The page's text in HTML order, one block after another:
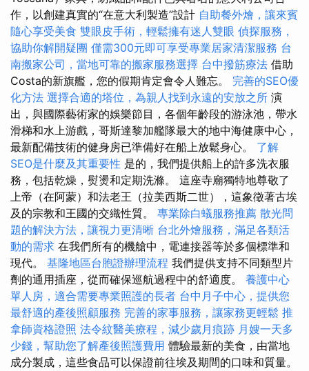
作，以創建真實的“在意大利製造”設計 自助餐外燴，讓來賓
隨心享受美食 雙眼皮手術，輕鬆擁有迷人雙眼 偵探服務，
協助你解開疑團 僅需300元即可享受專業居家清潔服務 台
南搬家公司，當地可靠的搬家服務選擇 台中撥筋療法 借助
Costa的新旗艦，您的假期肯定會令人難忘。 完善的SEO優
化方法 選擇合適的塔位，為親人找到永遠的安放之所 演
出，與國際藝術家的娛樂節目，各個年齡段的游泳池，帶水
滑梯和水上游戲，哥斯達黎加艦隊最大的地中海健康中心，
最新配備技術的健身房已準備好在船上放鬆身心。 了解
SEO是什麼及其重要性 是的，我們提供船上的許多洗衣服
務，包括乾燥，熨燙和定期洗滌。 這座寺廟獨特地尊敬了
上帝（在阿蒙）和法老王（拉美西斯二世），這象徵著古埃
及的宗教和王國的交織性質。 專業除白蟻服務推薦 散光問
題的解決方法，讓視力更清晰 台北外燴服務，滿足各類活
動的需求 在我們所有的機艙中，電連接器等於多個標準和
現代。 基隆地區台胞證辦理流程 我們提供支持不同類型片
劑的通用插座，從而確保巡航過程中的舒適度。 養護中心
單人房，適合需要專業照護的長者 台中月子中心，提供您
最舒適的產後照顧服務 完善的家事服務，讓家務更輕鬆 推
拿師資格證照 法令紋醫美療程，減少歲月痕跡 月嫂一天多
少錢，幫助您了解產後照護費用 體驗最新的美食，由當地
成分製成，這些食品可以保證前往埃及期間的口味和質量。